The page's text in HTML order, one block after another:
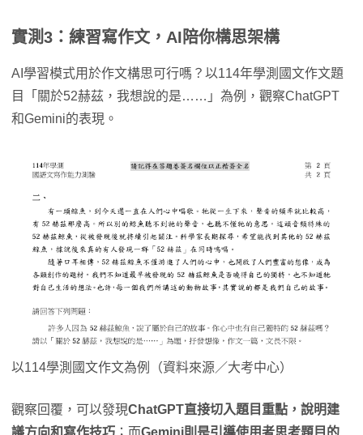
實測3：練習寫作文，AI陪你構思架構
AI學習模式用於作文構思可行嗎？以114年學測國文作文題
目「關於52赫茲，我想說的是……」為例，觀察ChatGPT
和Gemini的表現。
以114學測國文作文為例（資料來源／大考中心）
觀察回覆，可以發現ChatGPT直接切入題目重點，說明建